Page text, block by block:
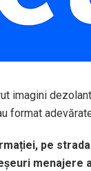
imagini
format
pe
menajere